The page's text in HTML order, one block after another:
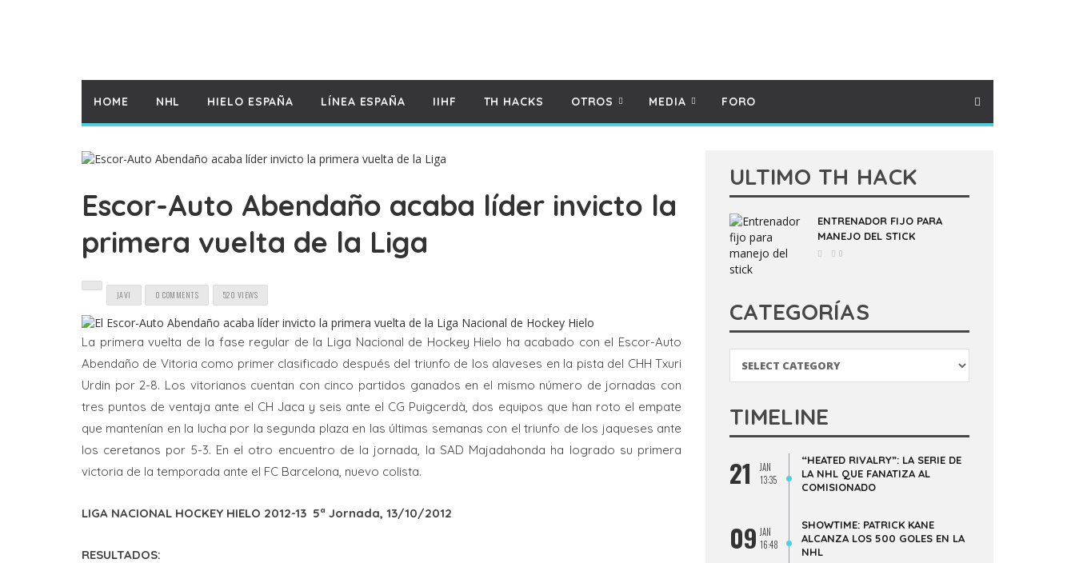
HOME NHL HIELO ESPAÑA LÍNEA ESPAÑA IIHF TH HACKS OTROS MEDIA FORO
Escor-Auto Abendaño acaba líder invicto la
primera vuelta de la Liga
JAVI 0 COMMENTS 520 VIEWS
La primera vuelta de la fase regular de la Liga Nacional de Hockey Hielo ha acabado con el Escor-Auto
Abendaño de Vitoria como primer clasificado después del triunfo de los alaveses en la pista del CHH Txuri
Urdin por 2-8. Los vitorianos cuentan con cinco partidos ganados en el mismo número de jornadas con
tres puntos de ventaja ante el CH Jaca y seis ante el CG Puigcerdà, dos equipos que han roto el empate
que mantenían en la lucha por la segunda plaza en las últimas semanas con el triunfo de los jaqueses ante
los ceretanos por 5-3. En el otro encuentro de la jornada, la SAD Majadahonda ha logrado su primera
victoria de la temporada ante el FC Barcelona, nuevo colista.
LIGA NACIONAL HOCKEY HIELO 2012-13 5ª Jornada, 13/10/2012
RESULTADOS:
ULTIMO TH HACK
ENTRENADOR FIJO PARA
MANEJO DEL STICK
0
CATEGORÍAS
TIMELINE
21
JAN
13:35
“HEATED RIVALRY”: LA SERIE DE
LA NHL QUE FANATIZA AL
COMISIONADO
09 JAN
16:48
SHOWTIME: PATRICK KANE
ALCANZA LOS 500 GOLES EN LA
NHL